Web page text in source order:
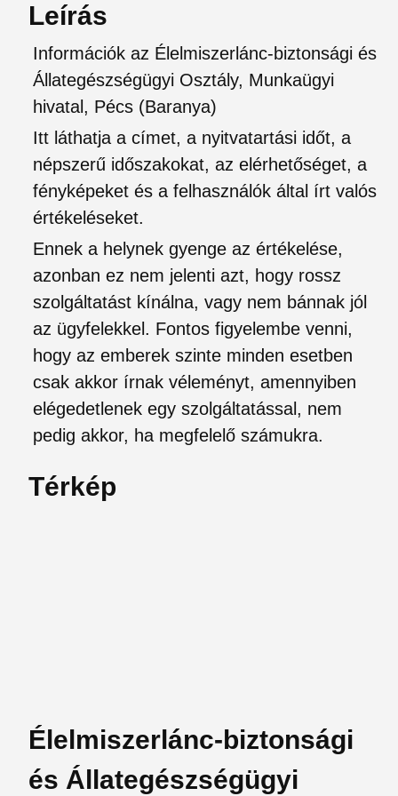
Leírás
Információk az Élelmiszerlánc-biztonsági és
Állategészségügyi Osztály, Munkaügyi
hivatal, Pécs (Baranya)
Itt láthatja a címet, a nyitvatartási időt, a
népszerű időszakokat, az elérhetőséget, a
fényképeket és a felhasználók által írt valós
értékeléseket.
Ennek a helynek gyenge az értékelése,
azonban ez nem jelenti azt, hogy rossz
szolgáltatást kínálna, vagy nem bánnak jól
az ügyfelekkel. Fontos figyelembe venni,
hogy az emberek szinte minden esetben
csak akkor írnak véleményt, amennyiben
elégedetlenek egy szolgáltatással, nem
pedig akkor, ha megfelelő számukra.
Térkép
Élelmiszerlánc-biztonsági
és Állategészségügyi